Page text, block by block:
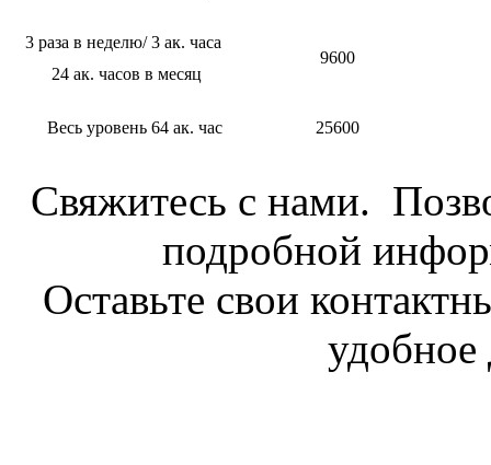
3 раза в неделю/ 3 ак. часа
24 ак. часов в месяц
9600
Весь уровень 64 ак. час 25600
Свяжитесь с нами.
подробной
Оставьте свои
удобное